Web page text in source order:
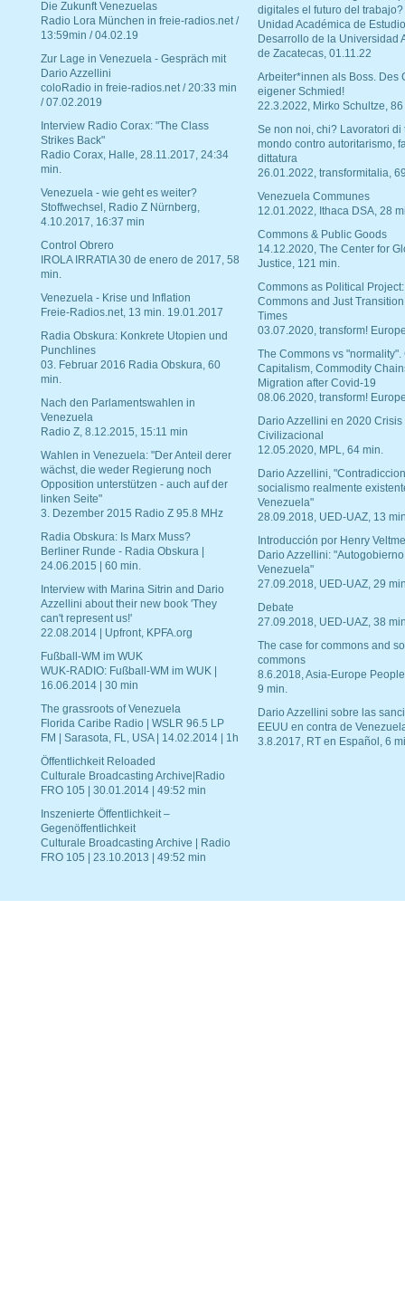
Die Zukunft Venezuelas
Radio Lora München in freie-radios.net /
13:59min / 04.02.19
Zur Lage in Venezuela - Gespräch mit
Dario Azzellini
coloRadio in freie-radios.net / 20:33 min
/ 07.02.2019
Interview Radio Corax: "The Class
Strikes Back"
Radio Corax, Halle, 28.11.2017, 24:34
min.
Venezuela - wie geht es weiter?
Stoffwechsel, Radio Z Nürnberg,
4.10.2017, 16:37 min
Control Obrero
IROLA IRRATIA 30 de enero de 2017, 58
min.
Venezuela - Krise und Inflation
Freie-Radios.net, 13 min. 19.01.2017
Radia Obskura: Konkrete Utopien und
Punchlines
03. Februar 2016 Radia Obskura, 60
min.
Nach den Parlamentswahlen in
Venezuela
Radio Z, 8.12.2015, 15:11 min
Wahlen in Venezuela: "Der Anteil derer
wächst, die weder Regierung noch
Opposition unterstützen - auch auf der
linken Seite"
3. Dezember 2015 Radio Z 95.8 MHz
Radia Obskura: Is Marx Muss?
Berliner Runde - Radia Obskura |
24.06.2015 | 60 min.
Interview with Marina Sitrin and Dario
Azzellini about their new book 'They
can't represent us!'
22.08.2014 | Upfront, KPFA.org
Fußball-WM im WUK
WUK-RADIO: Fußball-WM im WUK |
16.06.2014 | 30 min
The grassroots of Venezuela
Florida Caribe Radio | WSLR 96.5 LP
FM | Sarasota, FL, USA | 14.02.2014 | 1h
Öffentlichkeit Reloaded
Culturale Broadcasting Archive|Radio
FRO 105 | 30.01.2014 | 49:52 min
Inszenierte Öffentlichkeit –
Gegenöffentlichkeit
Culturale Broadcasting Archive | Radio
FRO 105 | 23.10.2013 | 49:52 min
digitales el futuro del trabajo?
Unidad Académica de
Desarrollo de la Universidad
de Zacatecas, 01.11.22
Arbeiter*innen als Boss. Des
eigener Schmied!
22.3.2022, Mirko Schultze, 86
Se non noi, chi? Lavoratori di
mondo contro autoritarismo,
dittatura
26.01.2022, transformitalia,
Venezuela Communes
12.01.2022, Ithaca DSA, 28
Commons & Public Goods
14.12.2020, The Center for
Justice, 121 min.
Commons as Political Project:
Commons and Just
Times
03.07.2020, transform!
The Commons vs "normality".
Capitalism, Commodity
Migration after Covid-19
08.06.2020, transform!
Dario Azzellini en 2020 Crisis
Civilizacional
12.05.2020, MPL, 64 min.
Dario Azzellini,
socialismo realmente
Venezuela"
28.09.2018, UED-UAZ, 13
Introducción por Henry
Dario Azzellini:
Venezuela"
27.09.2018, UED-UAZ, 29
Debate
27.09.2018, UED-UAZ, 38
The case for commons and
commons
8.6.2018, Asia-Europe
9 min.
Dario Azzellini sobre las
EEUU en contra de
3.8.2017, RT en Español, 6